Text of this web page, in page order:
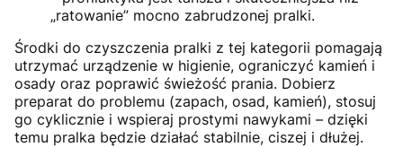
„ratowanie” mocno zabrudzonej pralki.
Środki do czyszczenia pralki z tej kategorii pomagają
utrzymać urządzenie w higienie, ograniczyć kamień i
osady oraz poprawić świeżość prania. Dobierz
preparat do problemu (zapach, osad, kamień), stosuj
go cyklicznie i wspieraj prostymi nawykami – dzięki
temu pralka będzie działać stabilnie, ciszej i dłużej.